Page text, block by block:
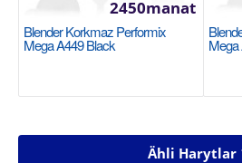
Blender Korkmaz Performix
Mega A449 Black
2450manat
Mega
Ähli Harytlar